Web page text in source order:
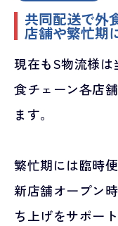
共同配送で外
店舗や繁忙期
現在もS物流様
食チェーン各店
ます。
繁忙期には臨時
新店舗オープン
ち上げをサポート